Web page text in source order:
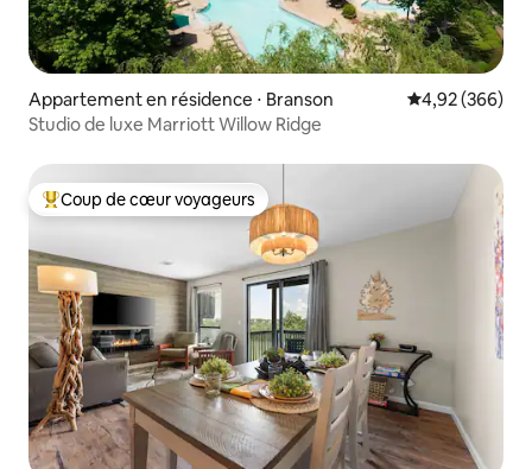
Appartement en résidence ⋅ Branson Évaluation
4,92 (366)
Studio de luxe Marriott Willow Ridge
Coups de cœur voyageurs les plus appréciés
Coup de cœur voyageurs